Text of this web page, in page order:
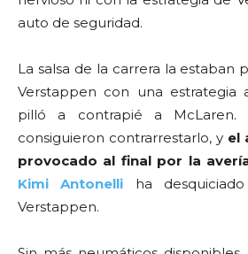
auto de seguridad.
La salsa de la carrera la estaban
Verstappen con una estrategia
pilló a contrapié a McLaren.
consiguieron contrarrestarlo, y el
provocado al final por la
Kimi Antonelli ha
Verstappen.